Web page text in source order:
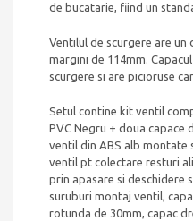
90mm
Ø
ventil
de bucatarie, fiind un
Ventilul de scurgere are
margini de 114mm.
scurgere si are picioruse
Setul contine kit ventil
PVC Negru + doua capace
ventil din ABS alb montate
ventil pt colectare resturi
prin apasare si deschidere
suruburi montaj ventil,
rotunda de 30mm, capac